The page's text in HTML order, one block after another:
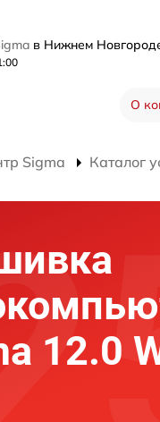
в Нижнем
О
Sigma Каталог
12.0